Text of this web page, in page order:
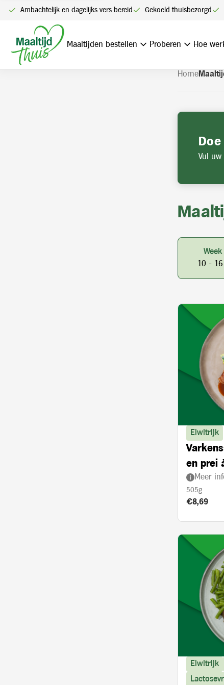
Ambachtelijk en dagelijks vers bereid Gekoeld thuisbezorgd
Maaltijden bestellen Proberen Hoe
U kunt alleen bestellen
Navigatie
overslaan
Home
Vul
10 - 16
Eiwitrijk
en prei
Meer
505g
Product
€8,69
Eiwitrijk